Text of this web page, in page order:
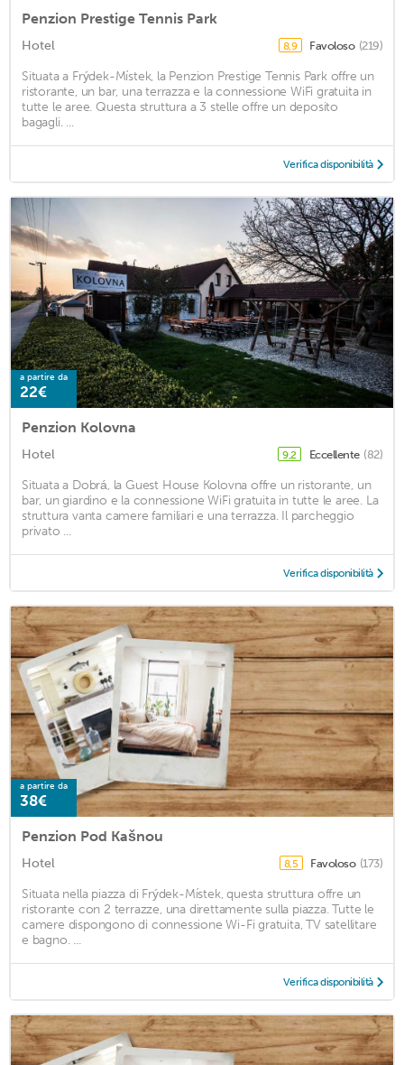
Penzion Prestige Tennis Park
Hotel 8,9 Favoloso (219)
Situata a Frýdek-Místek, la Penzion Prestige Tennis Park offre un
ristorante, un bar, una terrazza e la connessione WiFi gratuita in
tutte le aree. Questa struttura a 3 stelle offre un deposito
bagagli. ...
Verifica disponibilità
a partire da
22€
Penzion Kolovna
Hotel 9,2 Eccellente (82)
Situata a Dobrá, la Guest House Kolovna offre un ristorante, un
bar, un giardino e la connessione WiFi gratuita in tutte le aree. La
struttura vanta camere familiari e una terrazza. Il parcheggio
privato ...
Verifica disponibilità
a partire da
38€
Penzion Pod Kašnou
Hotel 8,5 Favoloso (173)
Situata nella piazza di Frýdek-Místek, questa struttura offre un
ristorante con 2 terrazze, una direttamente sulla piazza. Tutte le
camere dispongono di connessione Wi-Fi gratuita, TV satellitare
e bagno. ...
Verifica disponibilità